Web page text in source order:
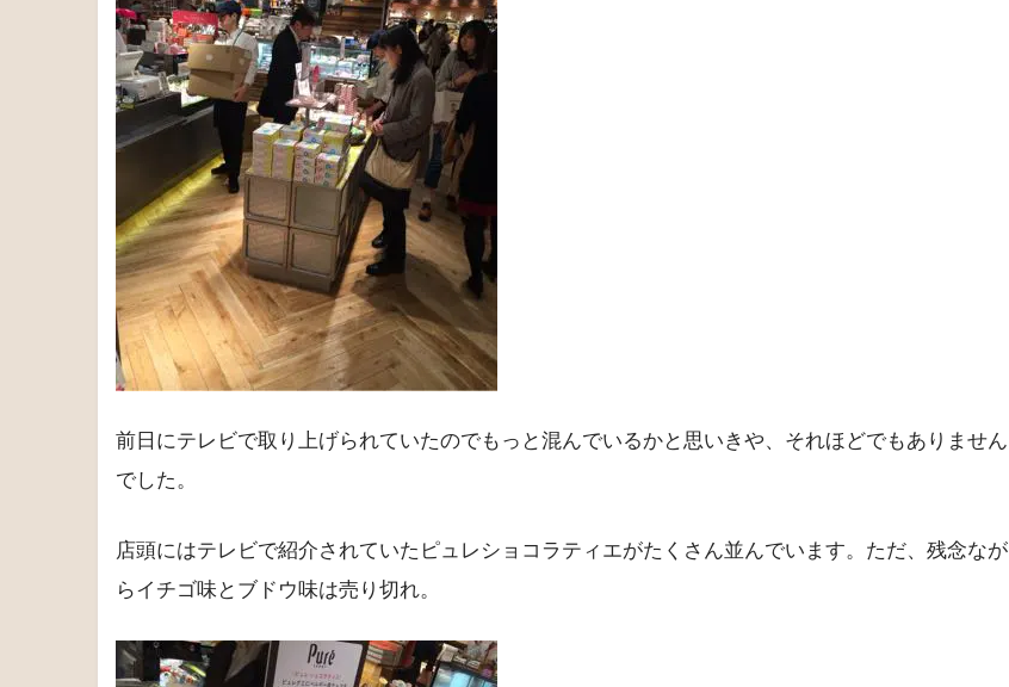
前日にテレビで取り上げられていたのでもっと混んでいるかと思いきや、それほどでもありません
でした。
店頭にはテレビで紹介されていたピュレショコラティエがたくさん並んでいます。ただ、残念なが
らイチゴ味とブドウ味は売り切れ。